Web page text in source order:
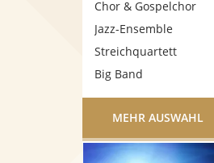
Chor & Gospelchor
Jazz-Ensemble
Streichquartett
Big Band
MEHR AUSWAHL